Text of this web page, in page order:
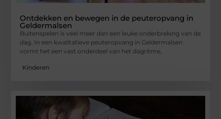
Ontdekken en bewegen in de peuteropvang in
Geldermalsen
Buitenspelen is veel meer dan een leuke onderbreking van de
dag. In een kwalitatieve peuteropvang in Geldermalsen
vormt het een vast onderdeel van het dagritme,
Kinderen